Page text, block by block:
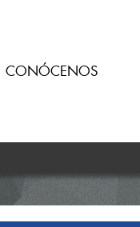
CONÓCENOS